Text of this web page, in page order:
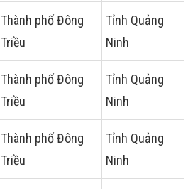
Thành phố Đông
Triều
Tỉnh Quảng
Ninh
Thành phố Đông
Triều
Tỉnh Quảng
Ninh
Thành phố Đông
Triều
Tỉnh Quảng
Ninh